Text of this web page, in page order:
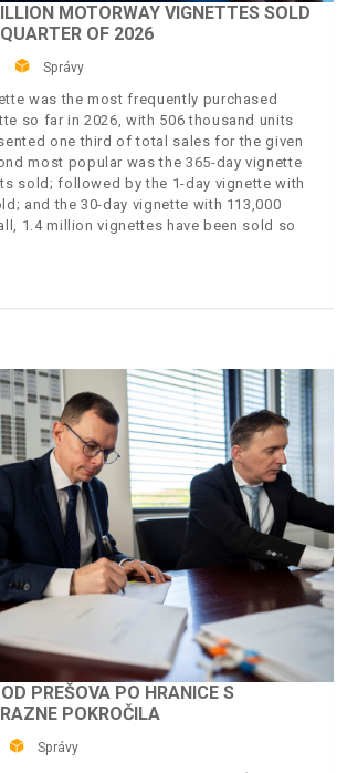
MOTORWAY VIGNETTES SOLD
OF 2026
Správy
was the most frequently purchased
so far in 2026, with 506 thousand units
one third of total sales for the given
most popular was the 365-day vignette
sold; followed by the 1-day vignette with
and the 30-day vignette with 113,000
1.4 million vignettes have been sold so
PREŠOVA PO HRANICE S
POKROČILA
Správy